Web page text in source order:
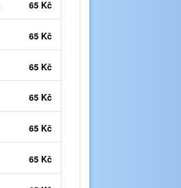
65 Kč
65 Kč
65 Kč
65 Kč
65 Kč
65 Kč